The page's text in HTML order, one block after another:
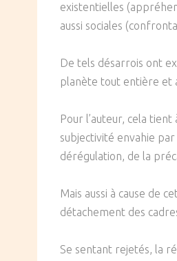
SOCIÉTÉ
existentielles
aussi sociales
De tels désarrois ont
planète tout entière et
Pour l’auteur, cela
subjectivité envahie
dérégulation, de la
Mais aussi à cause de
détachement des
Se sentant rejetés, la